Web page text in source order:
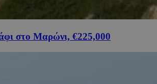
στο Μαρώνι, €225,000